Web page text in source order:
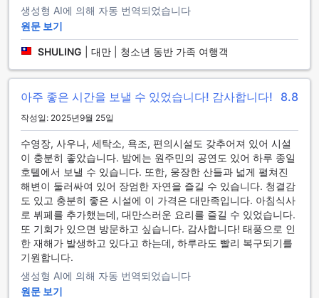
스팀룸 및 사우나 등을 방문하는 것으로 하루를 마무리하세요.
본 호텔의 수영장에서 편안한 시간을 보내보세요.
진짜 현지인처럼 화롄 / 화연의 매력을 경험해 보세요. 기분 좋
은 바다 바람을 느낄 수 있는 단 9.3km 거리에 있는 치싱탄 경
관지 방문으로 휴가를 더 심플하게 만들어 보세요.
이곳에 머물러야 할 이유
본 숙소의 객실은 숙소 소재지에 있는 89%의 다른 숙소보다 저
렴합니다.
본 숙소에 투숙했던 고객들은 이 숙소의 숙소 청결 상태를 마음
에 들어 했으며 숙소 소재지에 있는 다른 90%의 숙소보다 평점
이 우위에 있습니다.
생성형 AI에 의해 자동 번역되었습니다
원문 보기
SHULING 대만 | 청소년 동반 가족 여행객
아주 좋은 시간을 보낼 수 있었습니다! 감사합니다! 8.8
작성일: 2025년9월 25일
수영장, 사우나, 세탁소, 욕조, 편의시설도 갖추어져 있어 시설
이 충분히 좋았습니다. 밤에는 원주민의 공연도 있어 하루 종일
호텔에서 보낼 수 있습니다. 또한, 웅장한 산들과 넓게 펼쳐진
해변이 둘러싸여 있어 장엄한 자연을 즐길 수 있습니다. 청결감
도 있고 충분히 좋은 시설에 이 가격은 대만족입니다. 아침식사
로 뷔페를 추가했는데, 대만스러운 요리를 즐길 수 있었습니다.
또 기회가 있으면 방문하고 싶습니다. 감사합니다! 태풍으로 인
한 재해가 발생하고 있다고 하는데, 하루라도 빨리 복구되기를
기원합니다.
생성형 AI에 의해 자동 번역되었습니다
원문 보기